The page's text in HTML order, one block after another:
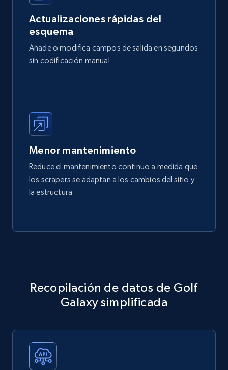
Actualizaciones rápidas del
esquema
Añade o modifica campos de salida en segundos
sin codificación manual
Menor mantenimiento
Reduce el mantenimiento continuo a medida que
los scrapers se adaptan a los cambios del sitio y
la estructura
Recopilación de datos de Golf
Galaxy simplificada